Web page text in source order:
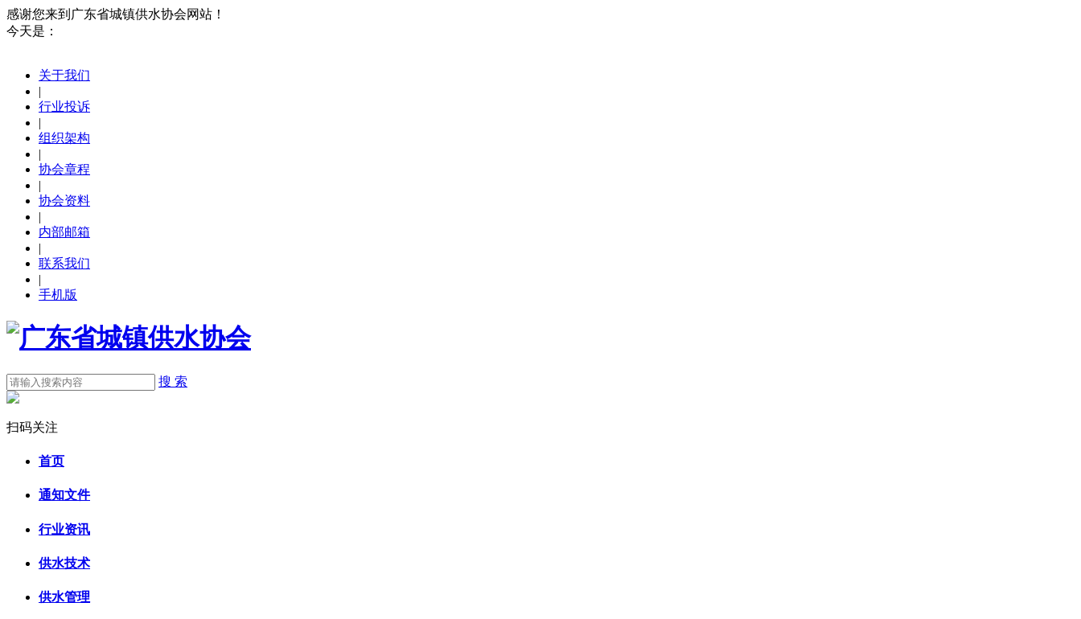
感谢您来到广东省城镇供水协会网站！
今天是：
关于我们
|
行业投诉
|
组织架构
|
协会章程
|
协会资料
|
内部邮箱
|
联系我们
|
手机版
搜 索
扫码关注
首页
通知文件
行业资讯
供水技术
供水管理